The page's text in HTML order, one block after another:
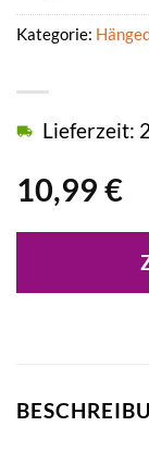
10,99 €
Lieferzeit:
Kategorie: